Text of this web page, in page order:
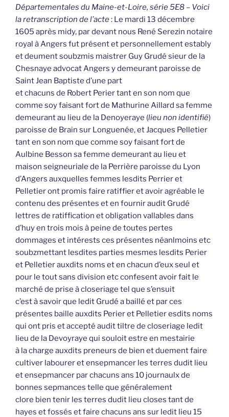
Départementales du Maine-et-Loire, série 5E8 – Voici
la retranscription de l’acte: Le mardi 13 décembre
1605 après midy, par devant nous René Serezin notaire
royal à Angers fut présent et personnellement estably
et deument soubzmis maistrer Guy Grudé sieur de la
Chesnaye advocat Angers y demeurant paroisse de
Saint Jean Baptiste d’une part
et chacuns de Robert Perier tant en son nom que
comme soy faisant fort de Mathurine Aillard sa femme
demeurant au lieu de la Denoyeraye (lieu non identifié)
paroisse de Brain sur Longuenée, et Jacques Pelletier
tant en son nom que comme soy faisant fort de
Aulbine Besson sa femme demeurant au lieu et
maison seigneuriale de la Perrière paroisse du Lyon
d’Angers auxquelles femmes lesdits Perrier et
Pelletier ont promis faire ratiffier et avoir agréable le
contenu des présentes et en fournir audit Grudé
lettres de ratiffication et obligation vallables dans
d’huy en trois mois à peine de toutes pertes
dommages et intérests ces présentes néanlmoins etc
soubzmettant lesdites parties mesmes lesdits Perier
et Pelletier auxdits noms et en chacun d’eux seul et
pour le tout sans division etc confesent avoir fait le
marché de prise à closeriage tel que s’ensuit
c’est à savoir que ledit Grudé a baillé et par ces
présentes baille auxdits Perier et Pelletier esdits noms
qui ont pris et accepté audit tiltre de closeriage ledit
lieu de la Devoyraye qui souloit estre en mestairie
à la charge auxdits preneurs de bien et duement faire
cultiver labourer et ensepmancer les terres dudit lieu
et ensepmancer par chacuns ans 10 journaulx de
bonnes sepmances telle que généralement
clore bien tenir les terres dudit lieu closes tant de
hayes et fossés et faire chacuns ans sur ledit lieu 15